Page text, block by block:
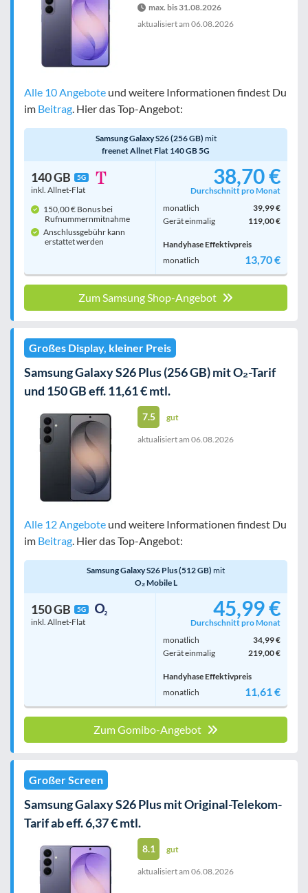
max. bis 31.08.2026
aktualisiert am 06.08.2026
Alle 10 Angebote und weitere Informationen findest Du
im Beitrag. Hier das Top-Angebot:
Samsung Galaxy S26 (256 GB) mit
freenet Allnet Flat 140 GB 5G
140 GB 5G
inkl. Allnet-Flat
150,00 € Bonus bei
Rufnummern­mitnahme
Anschlussgebühr kann
erstattet werden
38,70 €
Durchschnitt pro Monat
monatlich
39,99 €
Gerät einmalig
119,00 €
Handyhase Effektivpreis
monatlich
13,70 €
Zum Samsung Shop-Angebot
Großes Display, kleiner Preis
Samsung Galaxy S26 Plus (256 GB) mit O₂-Tarif
und 150 GB eff. 11,61 € mtl.
7.5 gut
aktualisiert am 06.08.2026
Alle 12 Angebote und weitere Informationen findest Du
im Beitrag. Hier das Top-Angebot:
Samsung Galaxy S26 Plus (512 GB) mit
O₂ Mobile L
150 GB 5G
inkl. Allnet-Flat
45,99 €
Durchschnitt pro Monat
monatlich
34,99 €
Gerät einmalig
219,00 €
Handyhase Effektivpreis
monatlich
11,61 €
Zum Gomibo-Angebot
Großer Screen
Samsung Galaxy S26 Plus mit Original-Telekom-
Tarif ab eff. 6,37 € mtl.
8.1 gut
aktualisiert am 06.08.2026